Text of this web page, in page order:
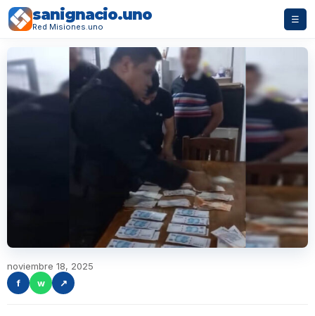
sanignacio.uno
Red Misiones.uno
☰
noviembre 18, 2025
f
w ↗